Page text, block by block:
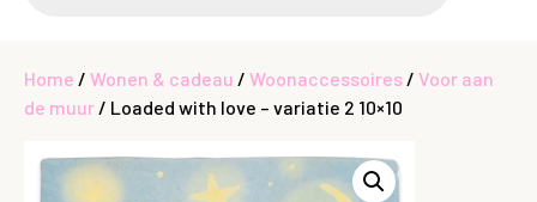
Home / Wonen & cadeau / Woonaccessoires / Voor aan
de muur / Loaded with love – variatie 2 10×10